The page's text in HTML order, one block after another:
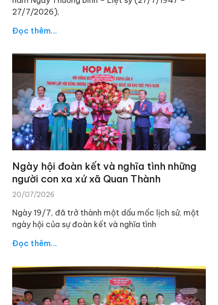
27/7/2026),
Đọc thêm...
Ngày hội đoàn kết và nghĩa tình những
người con xa xứ xã Quan Thành
20/07/2026
Ngày 19/7, đã trở thành một dấu mốc lịch sử, một
ngày hội của sự đoàn kết và nghĩa tình
Đọc thêm...